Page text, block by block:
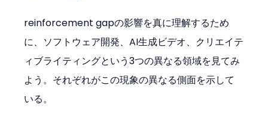
reinforcement gapの影響を真に理解するため
に、ソフトウェア開発、AI生成ビデオ、クリエイテ
ィブライティングという3つの異なる領域を見てみ
よう。それぞれがこの現象の異なる側面を示して
いる。